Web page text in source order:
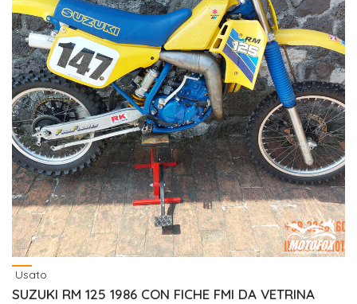
Usato
SUZUKI RM 125 1986 CON FICHE FMI DA VETRINA